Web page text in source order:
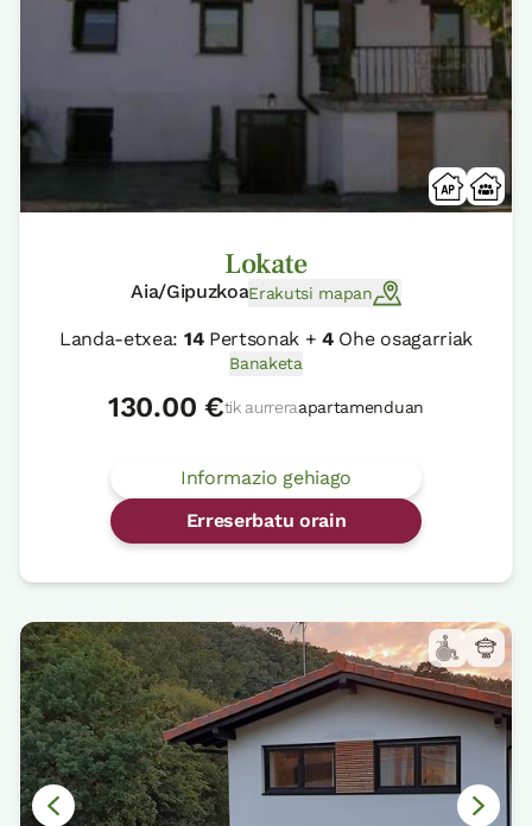
Lokate
Aia/GipuzkoaErakutsi mapan
Landa-etxea: 14Pertsonak +4Ohe osagarriak
Banaketa
130.00 €tik aurreraapartamenduan
Informazio gehiago
Erreserbatu orain